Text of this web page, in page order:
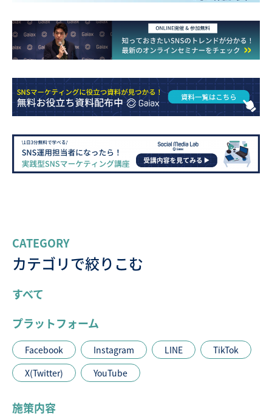
CATEGORY
カテゴリで絞りこむ
すべて
プラットフォーム
Facebook Instagram LINE
TikTok
X(Twitter)
YouTube
施策内容